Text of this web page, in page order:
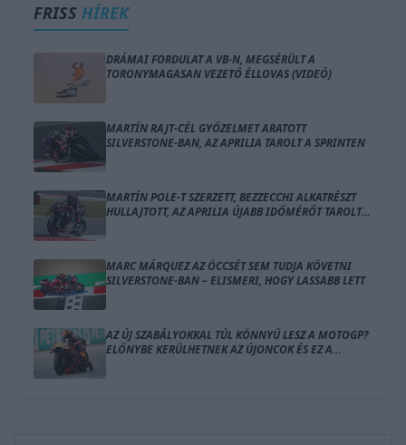
FRISS HÍREK
DRÁMAI FORDULAT A VB-N, MEGSÉRÜLT A
TORONYMAGASAN VEZETŐ ÉLLOVAS (VIDEÓ)
MARTÍN RAJT-CÉL GYŐZELMET ARATOTT
SILVERSTONE-BAN, AZ APRILIA TAROLT A SPRINTEN
MARTÍN POLE-T SZERZETT, BEZZECCHI ALKATRÉSZT
HULLAJTOTT, AZ APRILIA ÚJABB IDŐMÉRŐT TAROLT
MARC MÁRQUEZ AZ ÖCCSÉT SEM TUDJA KÖVETNI
SILVERSTONE-BAN – ELISMERI, HOGY LASSABB LETT
AZ ÚJ SZABÁLYOKKAL TÚL KÖNNYŰ LESZ A MOTOGP?
ELŐNYBE KERÜLHETNEK AZ ÚJONCOK ÉS EZ A